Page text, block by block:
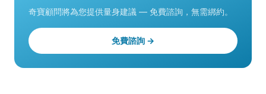
奇寶顧問將為您提供量身建議 — 免費諮詢，無需綁約。
免費諮詢 →